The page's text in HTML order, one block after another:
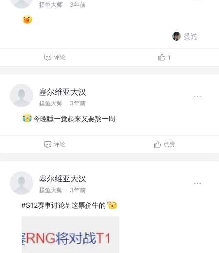
摸鱼大师 · 3年前
赞过
评论 1
塞尔维亚大汉
摸鱼大师 · 3年前
今晚睡一觉起来又要熬一周
评论 点赞
塞尔维亚大汉
摸鱼大师 · 3年前
#S12赛事讨论# 这票价牛的